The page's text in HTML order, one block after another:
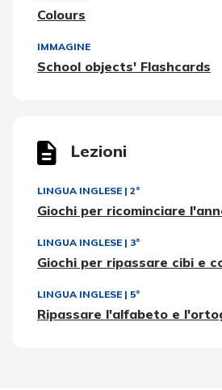
Colours
IMMAGINE
School objects' Flashcards
Lezioni
LINGUA INGLESE | 2ª
Giochi per ricominciare
LINGUA INGLESE | 3ª
Giochi per ripassare cibi e
LINGUA INGLESE | 5ª
Ripassare l'alfabeto e